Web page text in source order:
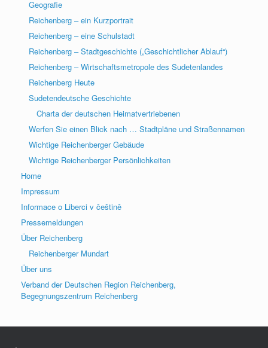
Geografie
Reichenberg – ein Kurzportrait
Reichenberg – eine Schulstadt
Reichenberg – Stadtgeschichte („Geschichtlicher Ablauf“)
Reichenberg – Wirtschaftsmetropole des Sudetenlandes
Reichenberg Heute
Sudetendeutsche Geschichte
Charta der deutschen Heimatvertriebenen
Werfen Sie einen Blick nach … Stadtpläne und Straßennamen
Wichtige Reichenberger Gebäude
Wichtige Reichenberger Persönlichkeiten
Home
Impressum
Informace o Liberci v češtině
Pressemeldungen
Über Reichenberg
Reichenberger Mundart
Über uns
Verband der Deutschen Region Reichenberg,
Begegnungszentrum Reichenberg